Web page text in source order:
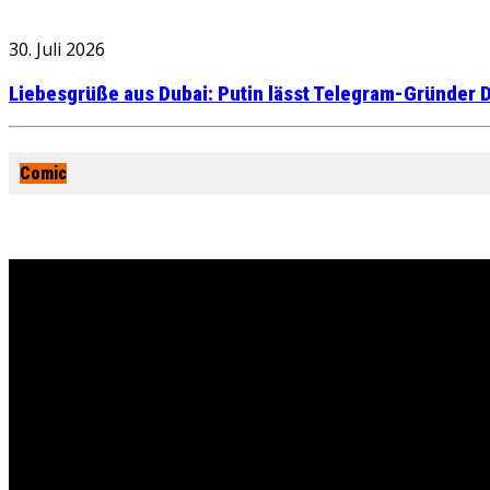
30. Juli 2026
Liebesgrüße aus Dubai: Putin lässt Telegram-Gründer
Comic